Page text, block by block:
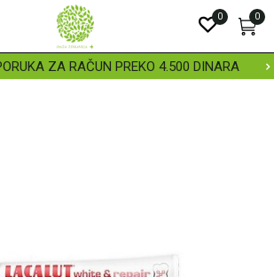
ZA RAČUN PREKO 4.500 DINARA
0
0